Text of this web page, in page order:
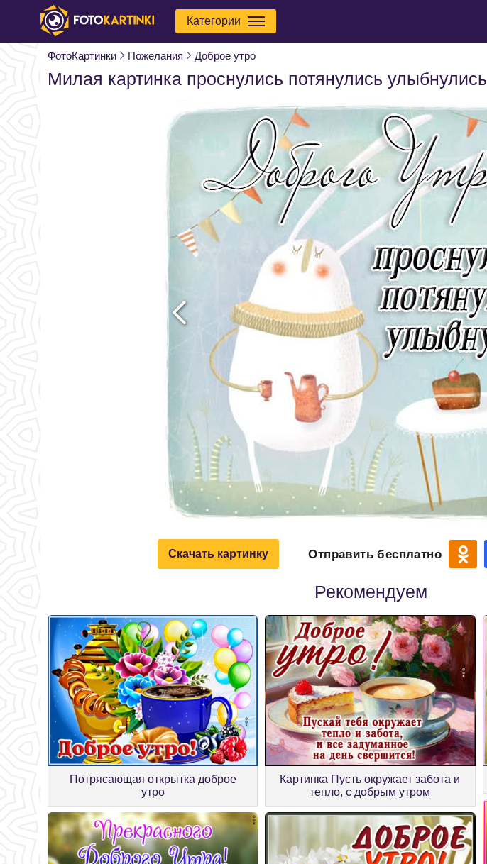
Категории
ФотоКартинки Пожелания Доброе утро
Милая картинка проснулись потянулись улыбнулись
Скачать картинку Отправить бесплатно
Рекомендуем
Потрясающая открытка доброе
утро
Картинка Пусть окружает забота и
тепло, с добрым утром